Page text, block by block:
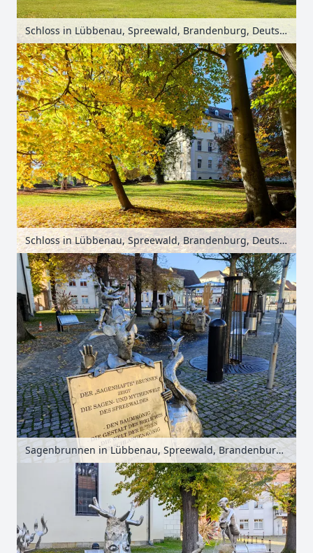
Schloss in Lübbenau, Spreewald, Brandenburg, Deutschland
Schloss in Lübbenau, Spreewald, Brandenburg, Deutschland
Sagenbrunnen in Lübbenau, Spreewald, Brandenburg, Deutschland